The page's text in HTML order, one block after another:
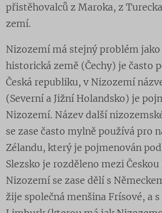
přistěhovalců z Maroka, z
zemí.
Nizozemí má stejný problém
historická země (Čechy) je často
Česká republiku, v Nizozemí
(Severní a Jižní Holandsko) je
Nizozemí. Název další
se zase často mylně používá pro
Zélandu, který je pojmenován
Slezsko je rozděleno mezi
Nizozemí se zase dělí s
žije společná menšina Frísové, a